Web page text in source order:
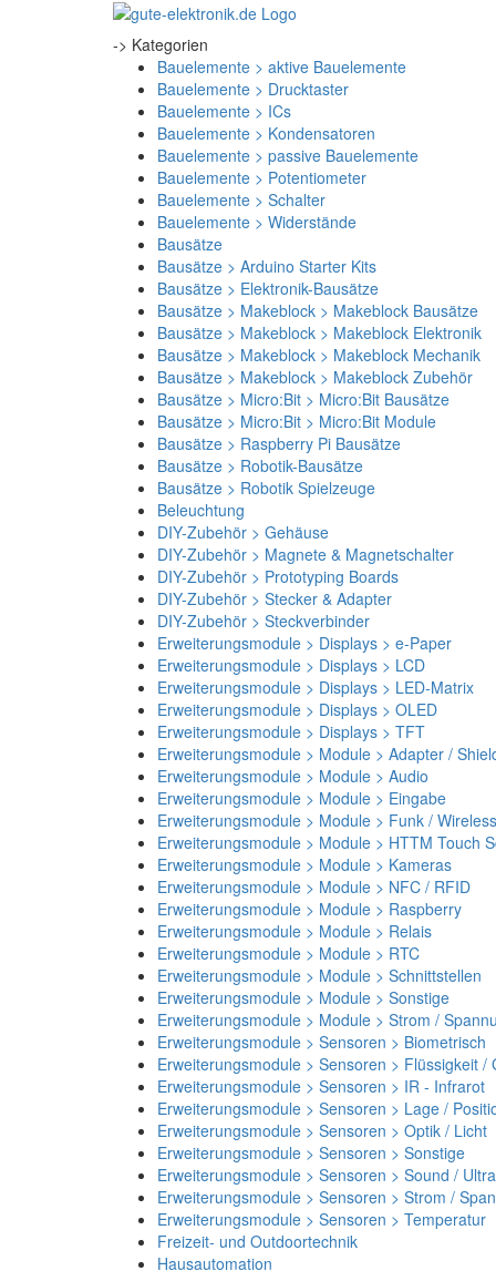
-> Kategorien
Bauelemente > aktive Bauelemente
Bauelemente > Drucktaster
Bauelemente > ICs
Bauelemente > Kondensatoren
Bauelemente > passive Bauelemente
Bauelemente > Potentiometer
Bauelemente > Schalter
Bauelemente > Widerstände
Bausätze
Bausätze > Arduino Starter Kits
Bausätze > Elektronik-Bausätze
Bausätze > Makeblock > Makeblock Bausätze
Bausätze > Makeblock > Makeblock Elektronik
Bausätze > Makeblock > Makeblock Mechanik
Bausätze > Makeblock > Makeblock Zubehör
Bausätze > Micro:Bit > Micro:Bit Bausätze
Bausätze > Micro:Bit > Micro:Bit Module
Bausätze > Raspberry Pi Bausätze
Bausätze > Robotik-Bausätze
Bausätze > Robotik Spielzeuge
Beleuchtung
DIY-Zubehör > Gehäuse
DIY-Zubehör > Magnete & Magnetschalter
DIY-Zubehör > Prototyping Boards
DIY-Zubehör > Stecker & Adapter
DIY-Zubehör > Steckverbinder
Erweiterungsmodule > Displays > e-Paper
Erweiterungsmodule > Displays > LCD
Erweiterungsmodule > Displays > LED-Matrix
Erweiterungsmodule > Displays > OLED
Erweiterungsmodule > Displays > TFT
Erweiterungsmodule > Module > Adapter /
Erweiterungsmodule > Module > Audio
Erweiterungsmodule > Module > Eingabe
Erweiterungsmodule > Module > Funk / Wireless
Erweiterungsmodule > Module > HTTM Touch
Erweiterungsmodule > Module > Kameras
Erweiterungsmodule > Module > NFC / RFID
Erweiterungsmodule > Module > Raspberry
Erweiterungsmodule > Module > Relais
Erweiterungsmodule > Module > RTC
Erweiterungsmodule > Module > Schnittstellen
Erweiterungsmodule > Module > Sonstige
Erweiterungsmodule > Module > Strom /
Erweiterungsmodule > Sensoren > Biometrisch
Erweiterungsmodule > Sensoren > Flüssigkeit /
Erweiterungsmodule > Sensoren > IR - Infrarot
Erweiterungsmodule > Sensoren > Lage /
Erweiterungsmodule > Sensoren > Optik / Licht
Erweiterungsmodule > Sensoren > Sonstige
Erweiterungsmodule > Sensoren > Sound /
Erweiterungsmodule > Sensoren > Strom /
Erweiterungsmodule > Sensoren > Temperatur
Freizeit- und Outdoortechnik
Hausautomation